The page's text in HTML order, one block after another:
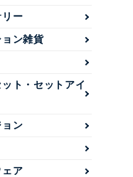
リー
ン雑貨
ト・セットアイ
ン
ェア